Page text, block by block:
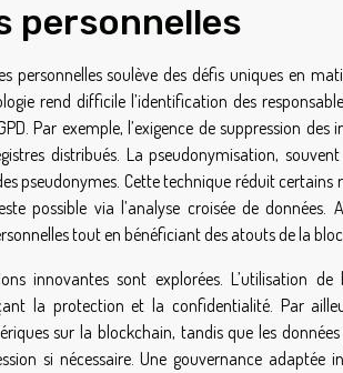
personnelles
personnelles soulève des défis uniques en
rend difficile l’identification des
Par exemple, l’exigence de suppression
distribués. La pseudonymisation,
pseudonymes. Cette technique réduit certains
possible via l’analyse croisée de données.
tout en bénéficiant des atouts de la
innovantes sont explorées. L’utilisation de
la protection et la confidentialité. Par
sur la blockchain, tandis que les données
si nécessaire. Une gouvernance adaptée